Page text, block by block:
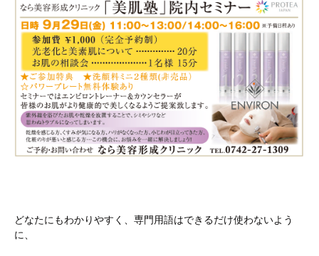
どなたにもわかりやすく、専門用語はできるだけ使わないよう
に、